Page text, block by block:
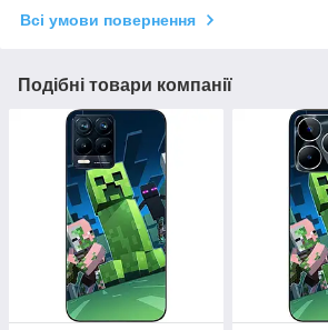
Всі умови повернення
Подібні товари компанії